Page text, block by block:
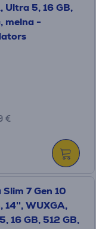
Ultra 5, 16 GB,
melna -
€
7 Gen 10
14'', WUXGA,
16 GB, 512 GB,